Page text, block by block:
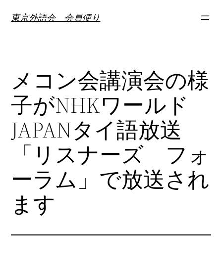
東京外語会 会員便り
メコン会講演会の様
子がNHKワールド
JAPANタイ語放送
「リスナーズ フォ
ーラム」で放送され
ます